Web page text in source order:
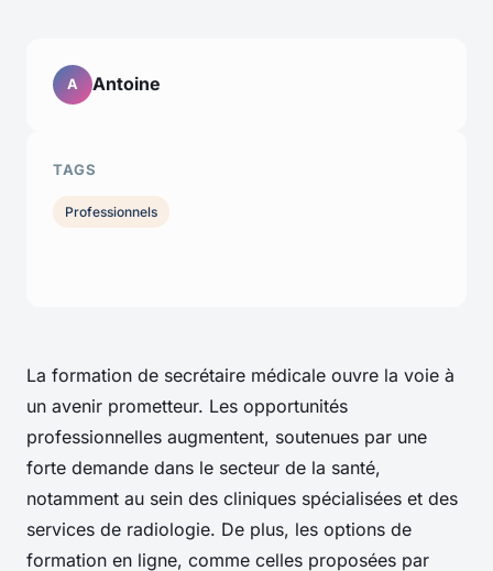
La formation de secrétaire médicale ouvre la voie à
un avenir prometteur. Les opportunités
professionnelles augmentent, soutenues par une
forte demande dans le secteur de la santé,
notamment au sein des cliniques spécialisées et des
services de radiologie. De plus, les options de
formation en ligne, comme celles proposées par
A Antoine
TAGS
Professionnels